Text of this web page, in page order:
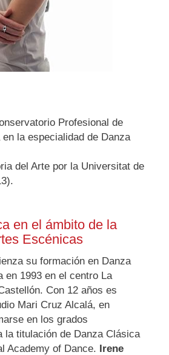
Profesional de
la especialidad de Danza
del Arte por la Universitat de
en el ámbito de la
Escénicas
su formación en Danza
en 1993 en el centro La
Con 12 años es
Mari Cruz Alcalá, en
en los grados
la titulación de Danza Clásica
Academy of Dance. Irene